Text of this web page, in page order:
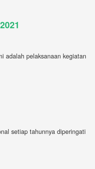
adalah pelaksanaan kegiatan
setiap tahunnya diperingati